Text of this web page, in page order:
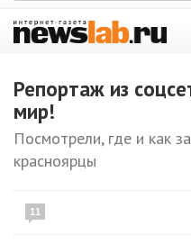
Репортаж из
мир!
Посмотрели, где и как
красноярцы
11